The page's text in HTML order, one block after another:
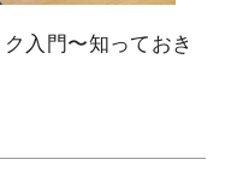
入門〜知っておき